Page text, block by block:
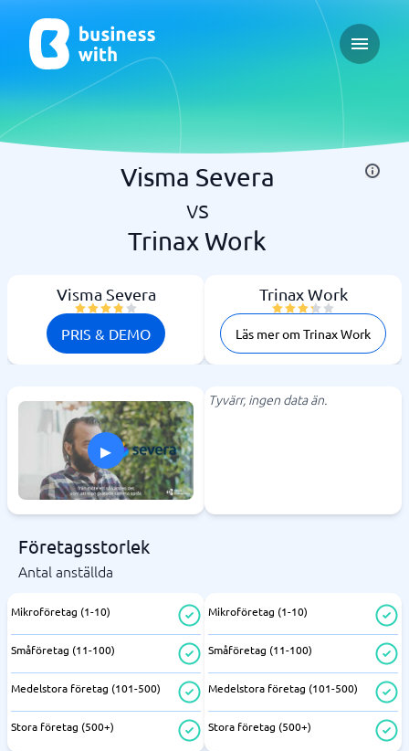
Open
Visma Severa
vs
Trinax Work
Visma Severa
PRIS & DEMO
Trinax Work
Läs mer om Trinax Work
▸
Tyvärr, ingen data än.
Företagsstorlek
Antal anställda
Mikroföretag (1-10)
Småföretag (11-100)
Medelstora företag (101-500)
Stora företag (500+)
Mikroföretag (1-10)
Småföretag (11-100)
Medelstora företag (101-500)
Stora företag (500+)